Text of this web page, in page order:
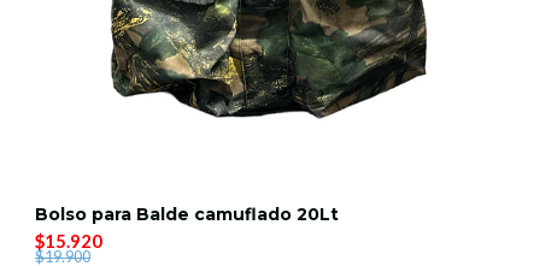
Bolso para Balde camuflado 20Lt
$15.920
$19.900